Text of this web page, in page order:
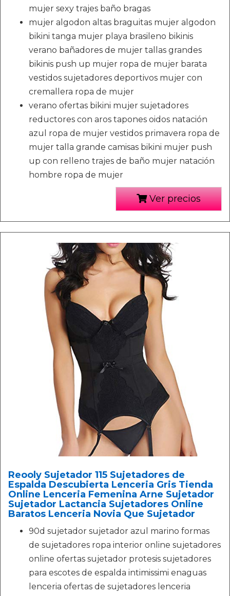
mujer sexy trajes baño bragas
mujer algodon altas braguitas mujer algodon
bikini tanga mujer playa brasileno bikinis
verano bañadores de mujer tallas grandes
bikinis push up mujer ropa de mujer barata
vestidos sujetadores deportivos mujer con
cremallera ropa de mujer
verano ofertas bikini mujer sujetadores
reductores con aros tapones oidos natación
azul ropa de mujer vestidos primavera ropa de
mujer talla grande camisas bikini mujer push
up con relleno trajes de baño mujer natación
hombre ropa de mujer
Ver precios
Reooly Sujetador 115 Sujetadores de
Espalda Descubierta Lenceria Gris Tienda
Online Lenceria Femenina Arne Sujetador
Sujetador Lactancia Sujetadores Online
Baratos Lenceria Novia Que Sujetador
90d sujetador sujetador azul marino formas
de sujetadores ropa interior online sujetadores
online ofertas sujetador protesis sujetadores
para escotes de espalda intimissimi enaguas
lenceria ofertas de sujetadores lenceria